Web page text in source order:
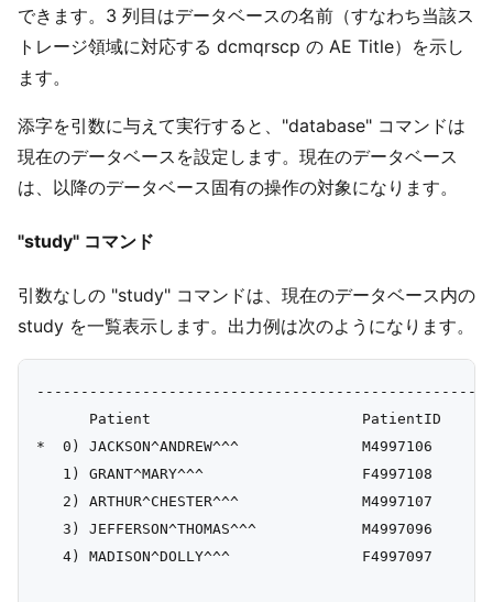
できます。3 列目はデータベースの名前（すなわち当該ス
トレージ領域に対応する dcmqrscp の AE Title）を示し
ます。
添字を引数に与えて実行すると、"database" コマンドは
現在のデータベースを設定します。現在のデータベース
は、以降のデータベース固有の操作の対象になります。
"study" コマンド
引数なしの "study" コマンドは、現在のデータベース内の
study を一覧表示します。出力例は次のようになります。
Patient                        PatientID
*  0) JACKSON^ANDREW^^^              M4997106
1) GRANT^MARY^^^                  F4997108
2) ARTHUR^CHESTER^^^              M4997107
3) JEFFERSON^THOMAS^^^            M4997096
4) MADISON^DOLLY^^^               F4997097